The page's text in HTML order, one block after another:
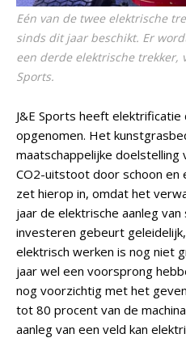
Eén van de twee elektrische
sinds dit jaar beschikt. Er
een derde elektrische trekker,
Sports.
J&E Sports heeft elektrificatie
opgenomen. Het
maatschappelijke doelstelling
CO2-uitstoot door schoon en
zet hierop in, omdat het
jaar de elektrische aanleg
investeren gebeurt
elektrisch werken is nog niet
jaar wel een voorsprong
nog voorzichtig met het
tot 80 procent van de
aanleg van een veld kan